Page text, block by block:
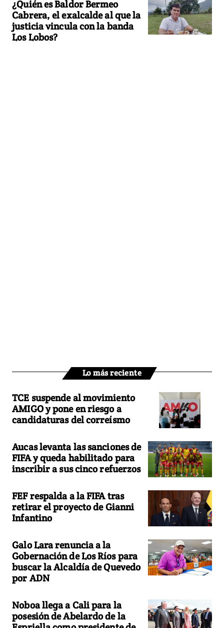
¿Quién es Baldor Bermeo
Cabrera, el exalcalde al que la
justicia vincula con la banda
Los Lobos?
Lo más reciente
TCE suspende al movimiento
AMIGO y pone en riesgo a
candidaturas del correísmo
Aucas levanta las sanciones de
FIFA y queda habilitado para
inscribir a sus cinco refuerzos
FEF respalda a la FIFA tras
retirar el proyecto de Gianni
Infantino
Galo Lara renuncia a la
Gobernación de Los Ríos para
buscar la Alcaldía de Quevedo
por ADN
Noboa llega a Cali para la
posesión de Abelardo de la